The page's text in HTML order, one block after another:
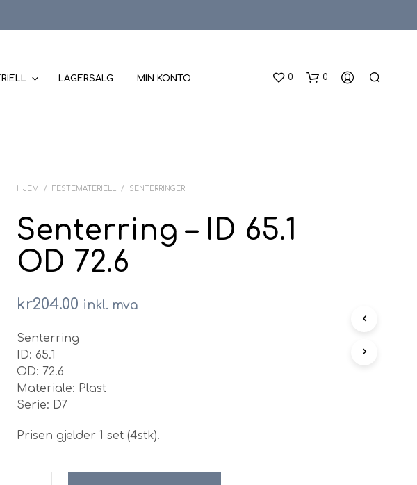
LAGERSALG MIN KONTO 0 0
HJEM / FESTEMATERIELL / SENTERRINGER
Senterring – ID 65.1
OD 72.6
kr204.00 inkl. mva
Senterring
ID: 65.1
OD: 72.6
Materiale: Plast
Serie: D7
Prisen gjelder 1 set (4stk).